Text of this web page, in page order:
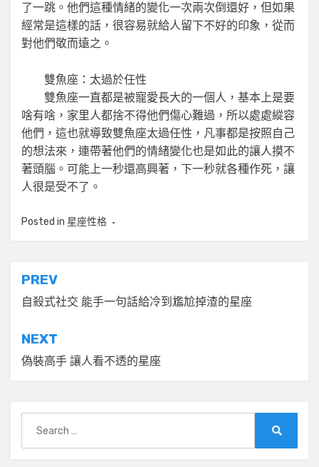
了一跳。他們這種情緒的變化一次兩次倒還好，但如果
經常是這樣的話，很容易就給人留下不好的印象，從而
對他們敬而遠之。
雙魚座：太過於任性
雙魚座一直都是被寵愛長大的一個人，基本上是要
啥有啥，家里人都捨不得他們傷心難過，所以處處縱容
他們，這也就導致雙魚座太過任性，凡事都是按照自己
的想法來，連帶著他們的情緒變化也是如此的讓人摸不
著頭腦。可能上一秒還高興著，下一秒就各種作死，讓
人很是受不了。
Posted in 星座性格
文
章
導
覽
PREV
自殺式社交 能手一句話給冷到尷尬掉渣的星座
NEXT
偽裝高手 讓人看不透的星座
for: